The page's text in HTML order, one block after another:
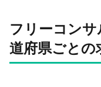
フリーコン
道府県ごとの